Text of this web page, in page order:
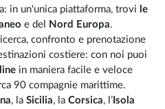
in un'unica piattaforma, trovi le
e del Nord Europa.
confronto e prenotazione
costiere: con noi puoi
in maniera facile e veloce
90 compagnie marittime.
, la Sicilia, la Corsica, l’Isola